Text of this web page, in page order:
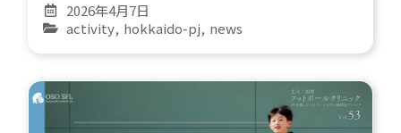
2026年4月7日
activity, hokkaido-pj, news